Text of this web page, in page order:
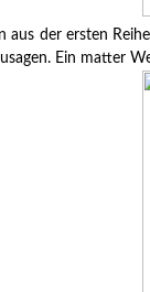
aus der ersten
Ein matter